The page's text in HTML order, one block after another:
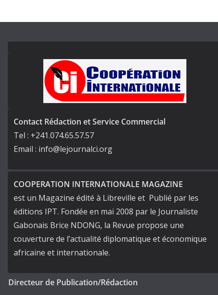
Contact Rédaction et Service Commercial
Tel : +241.074.65.57.57
Email : info@lejournalci.org
COOPERATION INTERNATIONALE MAGAZINE
est un Magazine édité à Libreville et Publié par les
éditions IPT. Fondée en mai 2008 par le Journaliste
Gabonais Brice NDONG, la Revue propose une
couverture de l’actualité diplomatique et économique
africaine et internationale.
Directeur de Publication/Rédaction